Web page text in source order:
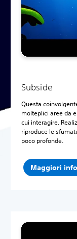
Subside
Questa
molteplici aree da
cui interagire.
riproduce le
poco profonde.
Maggiori